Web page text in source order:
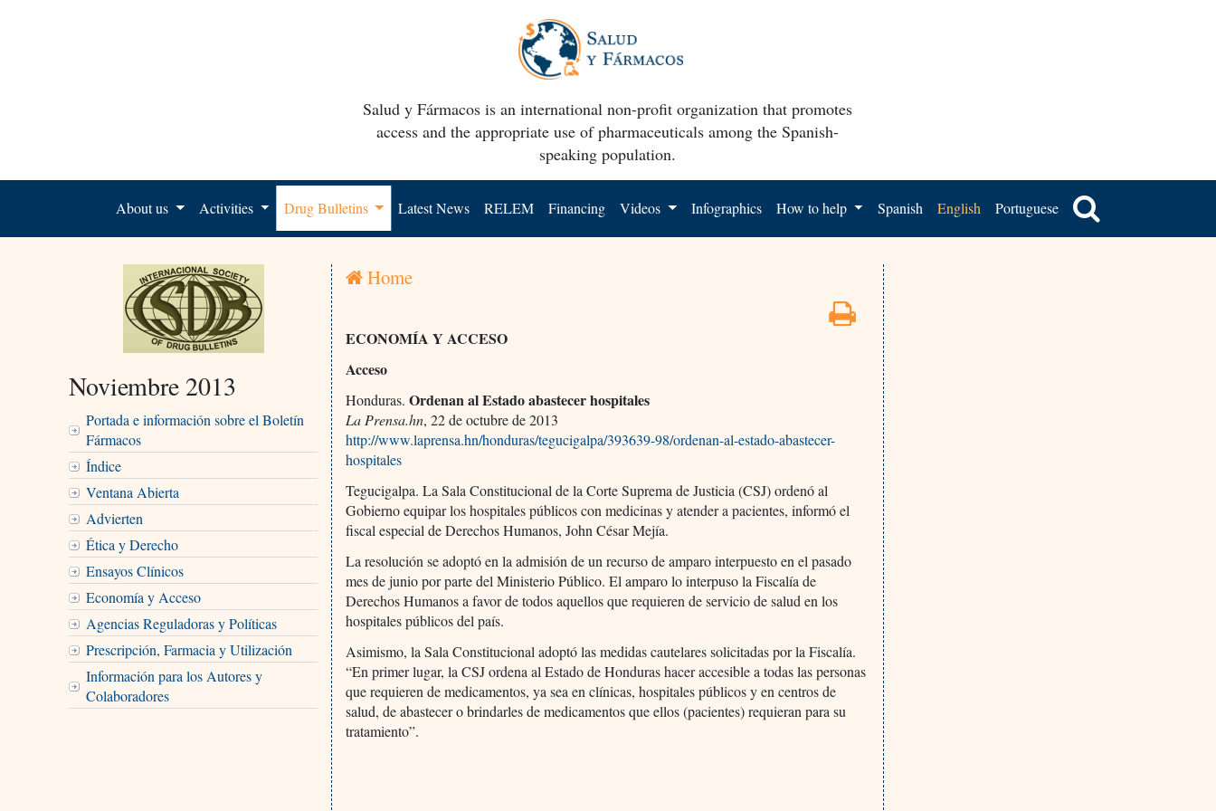
Salud y Fármacos is an international non-profit organization that promotes
access and the appropriate use of pharmaceuticals among the Spanish-
speaking population.
About us Activities Drug Bulletins Latest News RELEM Financing Videos Infographics How to help Spanish English Portuguese
Noviembre 2013
Portada e información sobre el Boletín
Fármacos
Índice
Ventana Abierta
Advierten
Ética y Derecho
Ensayos Clínicos
Economía y Acceso
Agencias Reguladoras y Políticas
Prescripción, Farmacia y Utilización
Información para los Autores y
Colaboradores
Home
ECONOMÍA Y ACCESO
Acceso
Honduras. Ordenan al Estado abastecer hospitales
La Prensa.hn, 22 de octubre de 2013
http://www.laprensa.hn/honduras/tegucigalpa/393639-98/ordenan-al-estado-abastecer-
hospitales
Tegucigalpa. La Sala Constitucional de la Corte Suprema de Justicia (CSJ) ordenó al
Gobierno equipar los hospitales públicos con medicinas y atender a pacientes, informó el
fiscal especial de Derechos Humanos, John César Mejía.
La resolución se adoptó en la admisión de un recurso de amparo interpuesto en el pasado
mes de junio por parte del Ministerio Público. El amparo lo interpuso la Fiscalía de
Derechos Humanos a favor de todos aquellos que requieren de servicio de salud en los
hospitales públicos del país.
Asimismo, la Sala Constitucional adoptó las medidas cautelares solicitadas por la Fiscalía.
“En primer lugar, la CSJ ordena al Estado de Honduras hacer accesible a todas las personas
que requieren de medicamentos, ya sea en clínicas, hospitales públicos y en centros de
salud, de abastecer o brindarles de medicamentos que ellos (pacientes) requieran para su
tratamiento”.